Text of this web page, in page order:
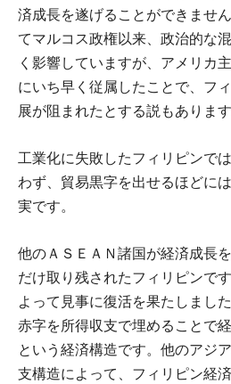
済成長を遂げることができませ
てマルコス政権以来、政治的な
く影響していますが、アメリカ
にいち早く従属したことで、フ
展が阻まれたとする説もあります
工業化に失敗したフィリピンで
わず、貿易黒字を出せるほどに
実です。
他のＡＳＥＡＮ諸国が経済成長
だけ取り残されたフィリピンで
よって見事に復活を果たしまし
赤字を所得収支で埋めることで
という経済構造です。他のアジ
支構造によって、フィリピン経